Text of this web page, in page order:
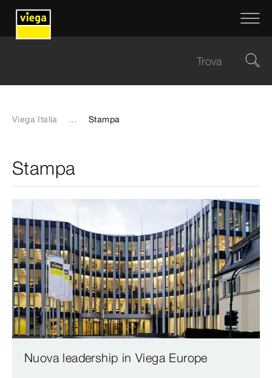
Viega Italia ... Stampa
Stampa
Nuova leadership in Viega Europe